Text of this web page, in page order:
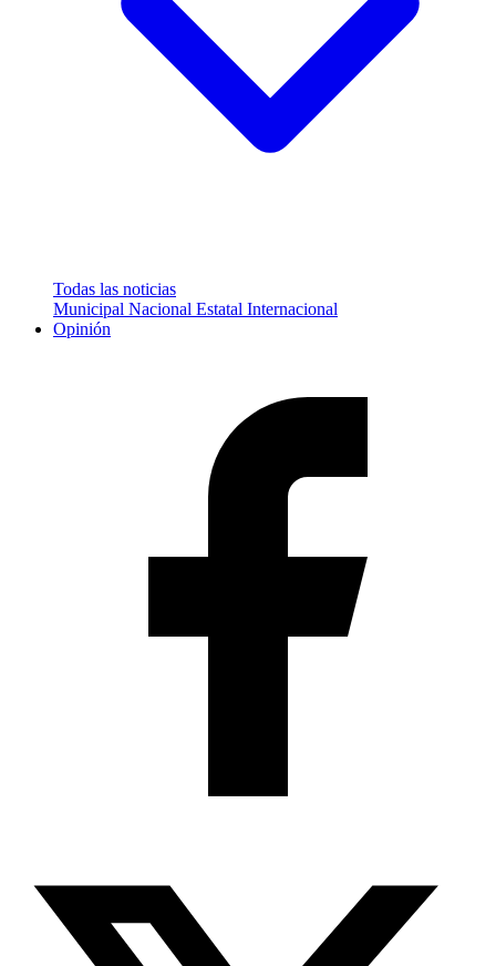
Todas las noticias
Municipal Nacional Estatal Internacional
Opinión